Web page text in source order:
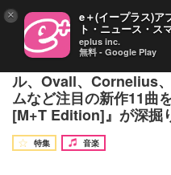
サザンの新曲、
ル、Ovall、Cornelius
ムなど注目の新作11曲
[M+T Edition]』が深掘
特集
音楽
× e＋(イープラス)ア
ト・ニュース・ス
eplus inc.
無料 - Google Play